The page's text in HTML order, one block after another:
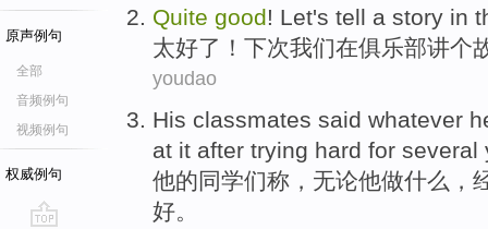
原声例句
全部
音频例句
视频例句
权威例句
Quite good! Let's tell a story in
太好了！下次我们在俱乐部讲个
youdao
His classmates said whatever
at it after trying hard for several
他的同学们称，无论他做什么，
好。